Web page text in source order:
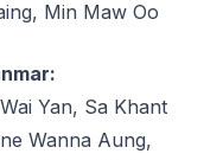
Min Maw Oo
Yan, Sa Khant
Wanna Aung,